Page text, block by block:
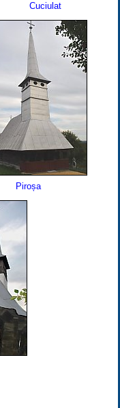
Cuciulat
Piroșa